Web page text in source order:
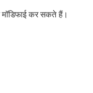
मॉडिफाई कर सकते हैं।